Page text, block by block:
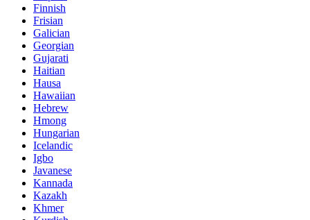
Finnish
Frisian
Galician
Georgian
Gujarati
Haitian
Hausa
Hawaiian
Hebrew
Hmong
Hungarian
Icelandic
Igbo
Javanese
Kannada
Kazakh
Khmer